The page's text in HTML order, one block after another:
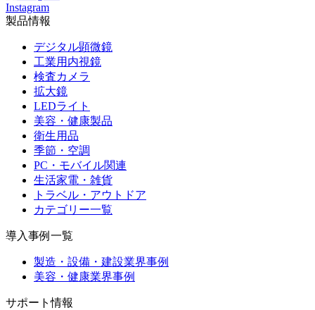
Instagram
製品情報
デジタル顕微鏡
工業用内視鏡
検査カメラ
拡大鏡
LEDライト
美容・健康製品
衛生用品
季節・空調
PC・モバイル関連
生活家電・雑貨
トラベル・アウトドア
カテゴリー一覧
導入事例一覧
製造・設備・建設業界事例
美容・健康業界事例
サポート情報